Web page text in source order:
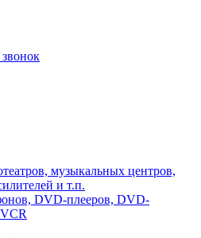
звонок
музыкальных центров,
и т.п.
DVD-плееров, DVD-